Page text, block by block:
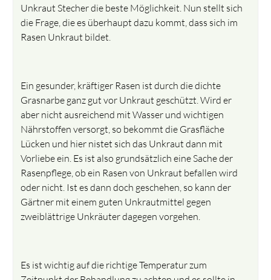
Unkraut Stecher die beste Möglichkeit. Nun stellt sich
die Frage, die es überhaupt dazu kommt, dass sich im
Rasen Unkraut bildet.
Ein gesunder, kräftiger Rasen ist durch die dichte
Grasnarbe ganz gut vor Unkraut geschützt. Wird er
aber nicht ausreichend mit Wasser und wichtigen
Nährstoffen versorgt, so bekommt die Grasfläche
Lücken und hier nistet sich das Unkraut dann mit
Vorliebe ein. Es ist also grundsätzlich eine Sache der
Rasenpflege, ob ein Rasen von Unkraut befallen wird
oder nicht. Ist es dann doch geschehen, so kann der
Gärtner mit einem guten Unkrautmittel gegen
zweiblättrige Unkräuter dagegen vorgehen.
Es ist wichtig auf die richtige Temperatur zum